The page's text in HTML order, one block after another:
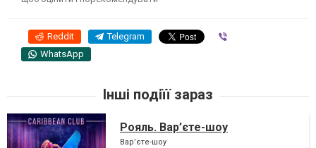
Reddit Telegram
WhatsApp
Інші подіїї зараз
Рояль. Вар’єте-шоу
Вар’єте-шоу